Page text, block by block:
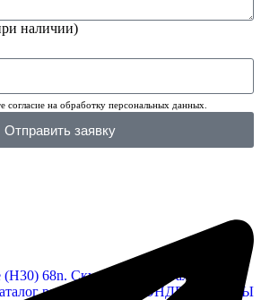
наличии)
согласие на обработку персональных данных.
Отправить заявку